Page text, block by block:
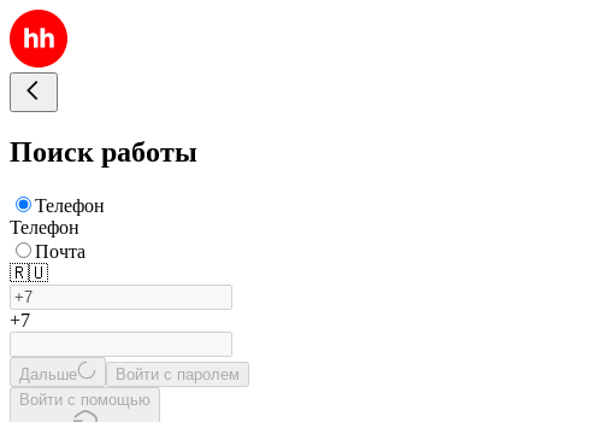
Поиск работы
Телефон
Телефон
Почта
🇷🇺
+7
Дальше
Войти с паролем
Войти с помощью